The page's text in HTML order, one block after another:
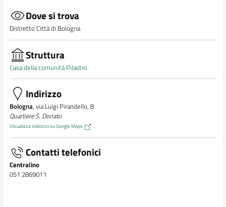
Dove si trova
Distretto Città di Bologna
Struttura
Casa della comunità Pilastro
Indirizzo
Bologna, via Luigi Pirandello, 8
Quartiere S. Donato
Visualizza indirizzo su Google Maps
Contatti telefonici
Centralino
051 2869011